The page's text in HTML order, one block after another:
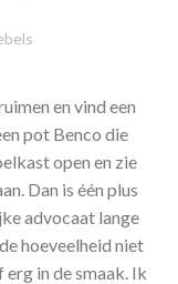
en vind een
pot Benco die
open en zie
Dan is één plus
advocaat lange
hoeveelheid niet
in de smaak. Ik